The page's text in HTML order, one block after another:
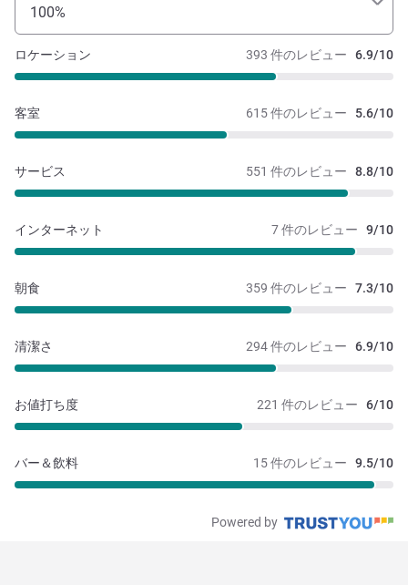
100%
393 件のレビュー 6.9/10
ロケーション
615 件のレビュー 5.6/10
客室
551 件のレビュー 8.8/10
サービス
7 件のレビュー 9/10
インターネット
359 件のレビュー 7.3/10
朝食
294 件のレビュー 6.9/10
清潔さ
221 件のレビュー 6/10
お値打ち度
15 件のレビュー 9.5/10
バー＆飲料
Powered by